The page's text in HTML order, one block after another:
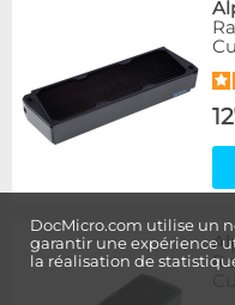
DocMicro.com utilise un
garantir une expérience
la réalisation de